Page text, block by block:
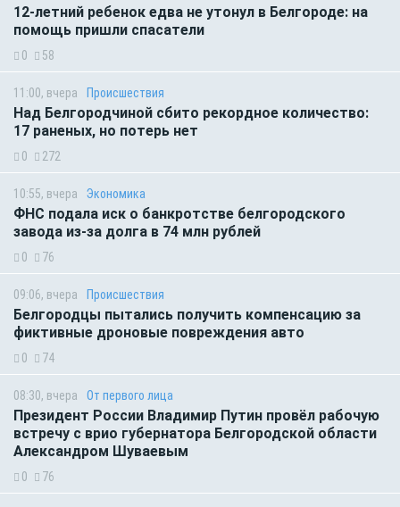
12-летний ребенок едва не утонул в Белгороде: на
помощь пришли спасатели
0 58
11:00, вчера Происшествия
Над Белгородчиной сбито рекордное количество:
17 раненых, но потерь нет
0 272
10:55, вчера Экономика
ФНС подала иск о банкротстве белгородского
завода из-за долга в 74 млн рублей
0 76
09:06, вчера Происшествия
Белгородцы пытались получить компенсацию за
фиктивные дроновые повреждения авто
0 74
08:30, вчера От первого лица
Президент России Владимир Путин провёл рабочую
встречу с врио губернатора Белгородской области
Александром Шуваевым
0 76